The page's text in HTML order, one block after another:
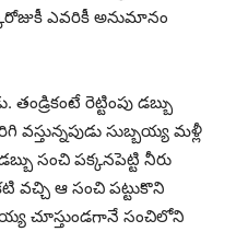
ఎవరికీ అనుమానం
రెట్టింపు డబ్బు
వస్తున్నపుడు సుబ్బయ్య మళ్లీ
సంచి పక్కనపెట్టి నీరు
వచ్చి ఆ సంచి పట్టుకొని
చూస్తుండగానే సంచిలోని